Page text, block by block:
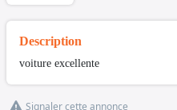
Description
voiture excellente
Signaler cette annonce